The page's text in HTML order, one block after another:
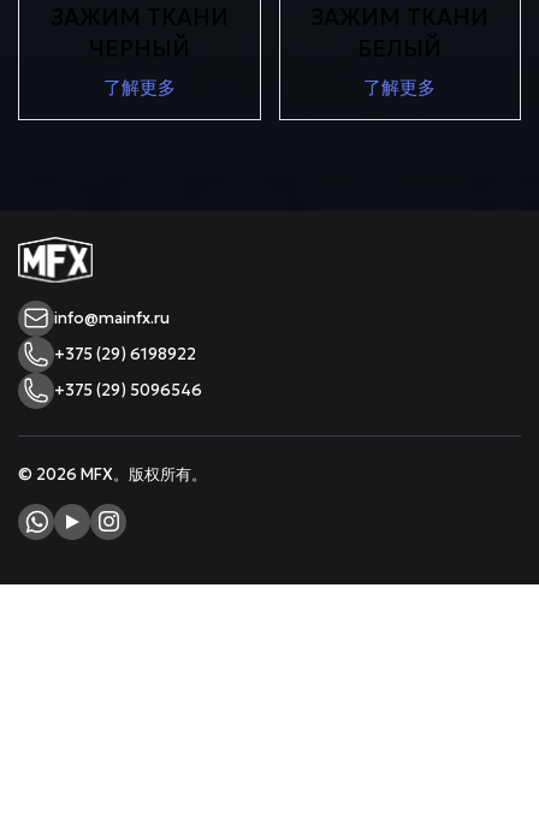
ЗАЖИМ ТКАНИ
ЧЕРНЫЙ
了解更多
ЗАЖИМ ТКАНИ
БЕЛЫЙ
了解更多
info@mainfx.ru
+375 (29) 6198922
+375 (29) 5096546
© 2026 MFX。版权所有。